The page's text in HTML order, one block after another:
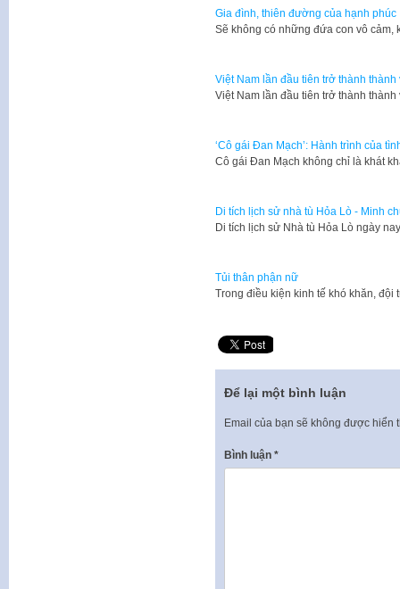
Gia đình, thiên đường của hạnh phúc
Sẽ không có những đứa con vô
Việt Nam lần đầu tiên trở thành
Việt Nam lần đầu tiên trở thành
‘Cô gái Đan Mạch’: Hành trình của
Cô gái Đan Mạch không chỉ là khát
Di tích lịch sử nhà tù Hỏa Lò - Minh
Di tích lịch sử Nhà tù Hỏa Lò ngày
Tủi thân phận nữ
​Trong điều kiện kinh tế khó khăn,
Để lại một bình luận
Email của bạn sẽ không được hiển
Bình luận *